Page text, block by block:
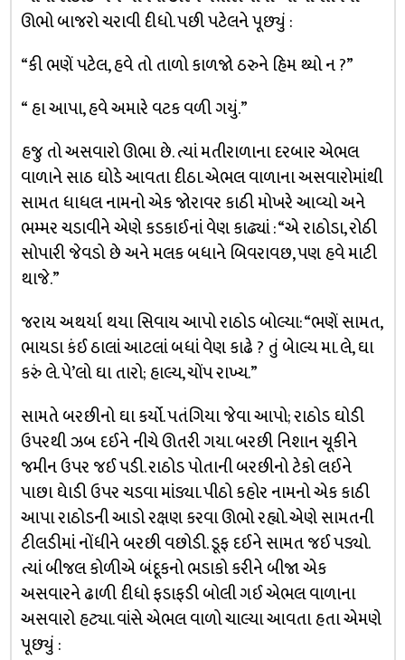
ઊભો બાજરો ચરાવી દીધો. પછી પટેલને પૂછ્યું :
“કી ભણેં પટેલ, હવે તો તાળો કાળજો ઠરુને હિમ થ્યો ન ?”
“ હા આપા, હવે અમારે વટક વળી ગયું.”
હજુ તો અસવારો ઊભા છે. ત્યાં મતીરાળાના દરબાર એભલ
વાળાને સાઠ ઘોડે આવતા દીઠા. એભલ વાળાના અસવારોમાંથી
સામત ધાધલ નામનો એક જોરાવર કાઠી મોખરે આવ્યો અને
ભમ્મર ચડાવીને એણે કડકાઈનાં વેણ કાઢ્યાં : “એ રાઠોડા, રોઠી
સોપારી જેવડો છે અને મલક બધાને બિવરાવછ, પણ હવે માટી
થાજે.”
જરાય અથર્યા થયા સિવાય આપો રાઠોડ બોલ્યા: “ભણેં સામત,
ભાયડા કંઈ ઠાલાં આટલાં બધાં વેણ કાઢે ? તું બેાલ્ય મા. લે, ઘા
કરું લે. પે’લો ઘા તારો; હાલ્ય, ચોંપ રાખ્ય.”
સામતે બરછીનો ઘા કર્યો. પતંગિયા જેવા આપો; રાઠોડ ઘોડી
ઉપરથી ઝબ દઈને નીચે ઊતરી ગયા. બરછી નિશાન ચૂકીને
જમીન ઉપર જઈ પડી. રાઠોડ પોતાની બરછીનો ટેકો લઈને
પાછા ઘેાડી ઉપર ચડવા માંડ્યા. પીઠો કહોર નામનો એક કાઠી
આપા રાઠોડની આડો રક્ષણ કરવા ઊભો રહ્યો. એણે સામતની
ટીલડીમાં નોંધીને બરછી વછોડી. ડૂફ દઈને સામત જઈ પડ્યો.
ત્યાં બીજલ કોળીએ બંદૂકનો ભડાકો કરીને બીજા એક
અસવારને ઢાળી દીધો ફડાફડી બોલી ગઈ એભલ વાળાના
અસવારો હટ્યા. વાંસે એભલ વાળો ચાલ્યા આવતા હતા એમણે
પૂછ્યું :